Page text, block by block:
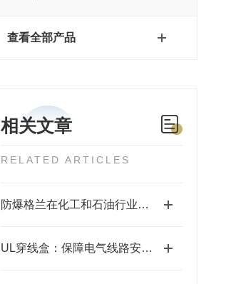
查看全部产品
相关文章
RELATED ARTICLES
防爆格兰在化工和石油行业中的关键作用与安全保障
UL穿线盒：保障电气线路安全与便捷的关键部件